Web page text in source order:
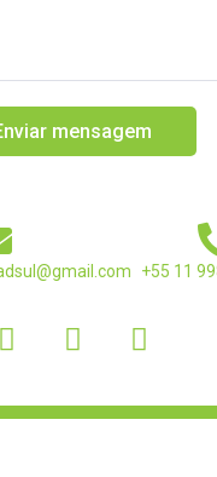
mensagem
+55 11